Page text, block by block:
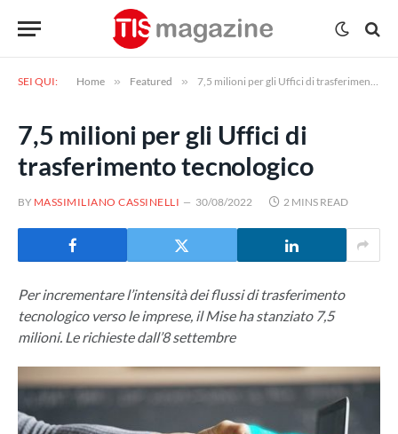
SEI QUI: Home » Featured » 7,5 milioni per gli Uffici di trasferimento tecnologico
7,5 milioni per gli Uffici di
trasferimento tecnologico
BY MASSIMILIANO CASSINELLI 30/08/2022 2 MINS READ
Per incrementare l’intensità dei flussi di trasferimento
tecnologico verso le imprese, il Mise ha stanziato 7,5
milioni. Le richieste dall’8 settembre